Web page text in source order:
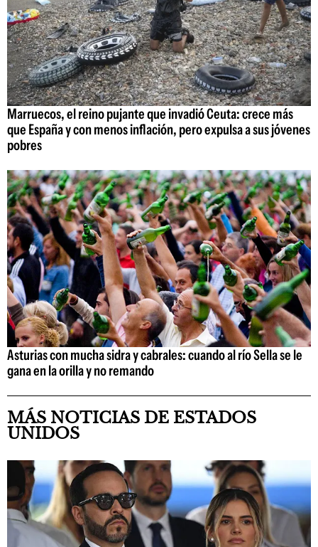
Marruecos, el reino pujante que invadió Ceuta: crece más
que España y con menos inflación, pero expulsa a sus jóvenes
pobres
Asturias con mucha sidra y cabrales: cuando al río Sella se le
gana en la orilla y no remando
MÁS NOTICIAS DE ESTADOS
UNIDOS